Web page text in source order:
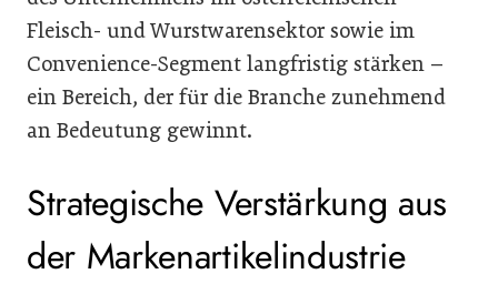
Fleisch- und Wurstwarensektor sowie im
Convenience-Segment langfristig stärken –
ein Bereich, der für die Branche zunehmend
an Bedeutung gewinnt.
Strategische Verstärkung aus
der Markenartikelindustrie